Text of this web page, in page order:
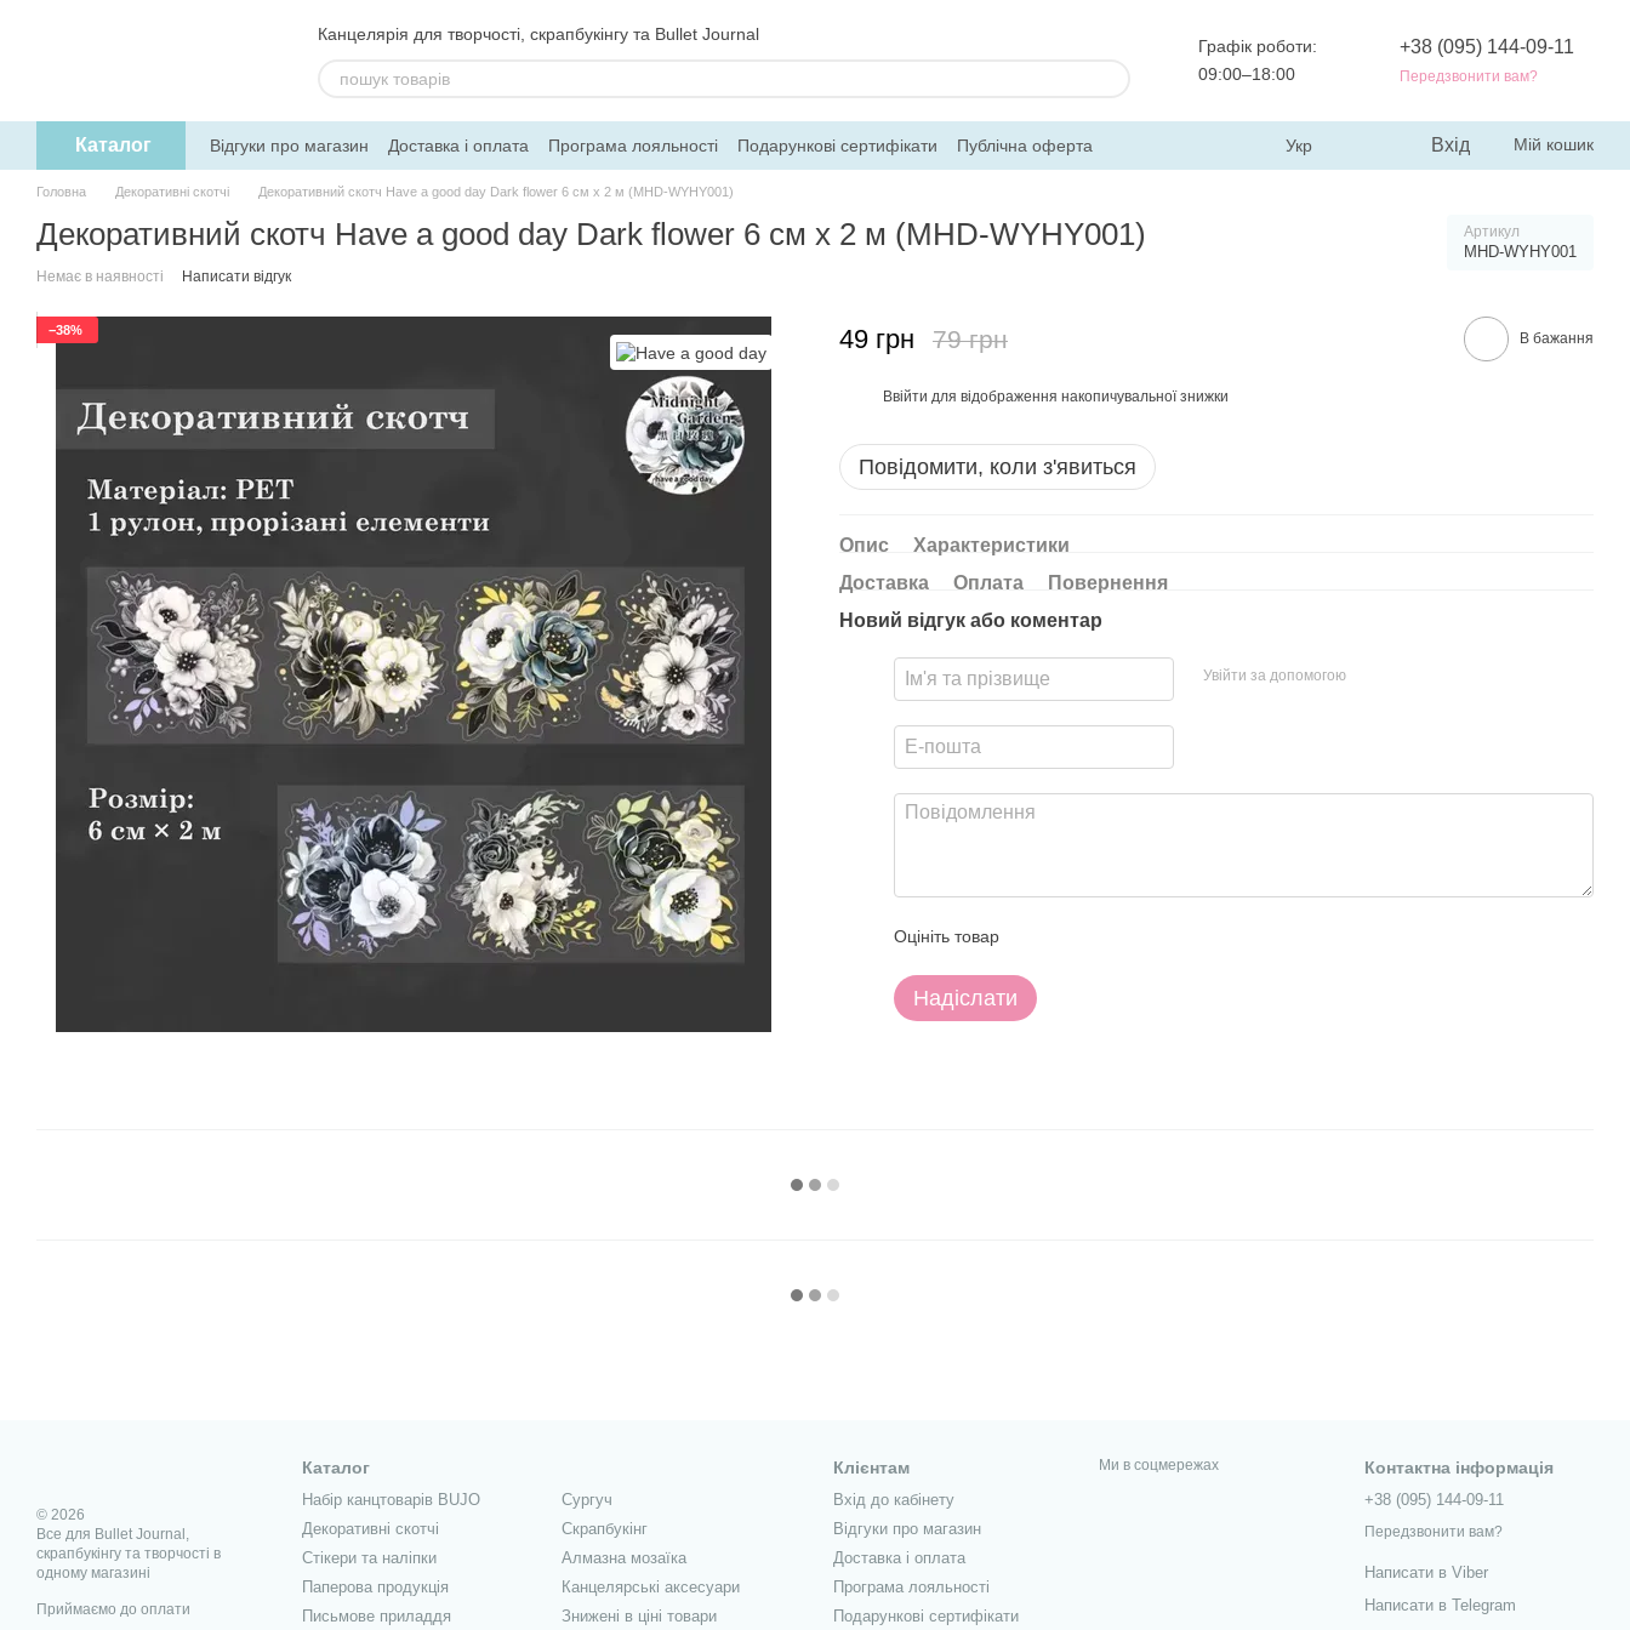
Канцелярія для творчості, скрапбукінгу та Bullet Journal
Графік роботи:
09:00–18:00
+38 (095) 144-09-11
Передзвонити вам?
Каталог Відгуки про магазин Доставка і оплата Програма лояльності Подарункові сертифікати
Публічна оферта
Угода користувача
Обмін та повернення Блог Контакти Про магазин
Укр Вхід Мій кошик
Головна Декоративні скотчі Декоративний скотч Have a good day Dark flower 6 см x 2 м (MHD-WYHY001)
Декоративний скотч Have a good day Dark flower 6 см x 2 м (MHD-WYHY001) Артикул
MHD-WYHY001
Немає в наявності Написати відгук
−38% 49 грн 79 грн В бажання
Ввійти для відображення накопичувальної знижки
Повідомити, коли з'явиться
Опис
Характеристики
Доставка
Оплата
Повернення
Новий відгук або коментар
Увійти за допомогою
Оцініть товар
Надіслати
© 2026
Все для Bullet Journal,
скрапбукінгу та творчості в
одному магазині
Приймаємо до оплати
Каталог
Набір канцтоварів BUJO
Декоративні скотчі
Стікери та наліпки
Паперова продукція
Письмове приладдя
Сургуч
Скрапбукінг
Алмазна мозаїка
Канцелярські аксесуари
Знижені в ціні товари
Клієнтам
Вхід до кабінету
Відгуки про магазин
Доставка і оплата
Програма лояльності
Подарункові сертифікати
Ми в соцмережах Контактна інформація
+38 (095) 144-09-11
Передзвонити вам?
Написати в Viber
Написати в Telegram